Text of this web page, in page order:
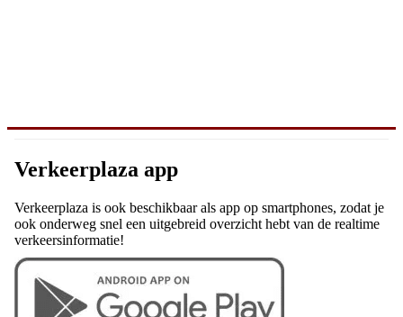
Verkeerplaza app
Verkeerplaza is ook beschikbaar als app op smartphones, zodat je
ook onderweg snel een uitgebreid overzicht hebt van de realtime
verkeersinformatie!